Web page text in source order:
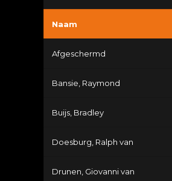
Naam
Afgeschermd
Bansie, Raymond
Buijs, Bradley
Doesburg, Ralph van
Drunen, Giovanni van